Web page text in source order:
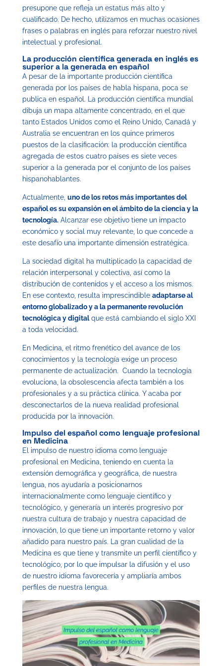
presupone que refleja un estatus más alto y
cualificado. De hecho, utilizamos en muchas ocasiones
frases o palabras en inglés para reforzar nuestro nivel
intelectual y profesional.
La producción científica generada en inglés es
superior a la generada en español
A pesar de la importante producción científica
generada por los países de habla hispana, poca se
publica en español. La producción científica mundial
dibuja un mapa altamente concentrado, en el que
tanto Estados Unidos como el Reino Unido, Canadá y
Australia se encuentran en los quince primeros
puestos de la clasificación: la producción científica
agregada de estos cuatro países es siete veces
superior a la generada por el conjunto de los países
hispanohablantes.
Actualmente, uno de los retos más importantes del
español es su expansión en el ámbito de la ciencia y la
tecnología.Alcanzar ese objetivo tiene un impacto
económico y social muy relevante, lo que concede a
este desafío una importante dimensión estratégica.
La sociedad digital ha multiplicado la capacidad de
relación interpersonal y colectiva, así como la
distribución de contenidos y el acceso a los mismos.
En ese contexto, resulta imprescindible adaptarse al
entorno globalizado y a la permanente revolución
tecnológica y digitalque está cambiando el siglo XXI
a toda velocidad.
En Medicina, el ritmo frenético del avance de los
conocimientos y la tecnología exige un proceso
permanente de actualización. Cuando la tecnología
evoluciona, la obsolescencia afecta también a los
profesionales y a su práctica clínica. Y acaba por
desconectarlos de la nueva realidad profesional
producida por la innovación.
Impulso del español como lenguaje profesional
en Medicina
El impulso de nuestro idioma como lenguaje
profesional en Medicina, teniendo en cuenta la
extensión demográfica y geográfica, de nuestra
lengua, nos ayudaría a posicionarnos
internacionalmente como lenguaje científico y
tecnológico, y generaría un interés progresivo por
nuestra cultura de trabajo y nuestra capacidad de
innovación, lo que tiene un importante retorno y valor
añadido para nuestro país. La gran cualidad de la
Medicina es que tiene y transmite un perfil científico y
tecnológico, por lo que impulsar la difusión y el uso
de nuestro idioma favorecería y ampliaría ambos
perfiles de nuestra lengua.